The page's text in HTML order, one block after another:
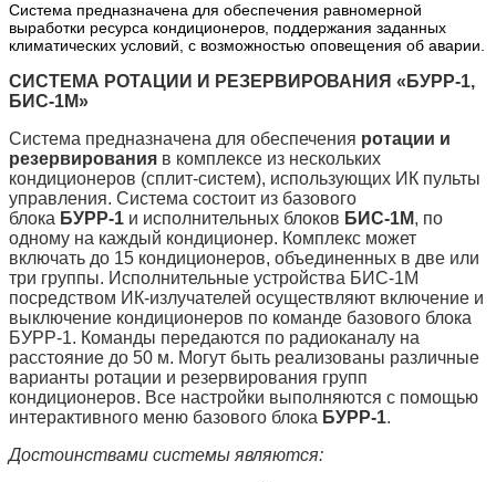
Система предназначена для обеспечения равномерной
выработки ресурса кондиционеров, поддержания заданных
климатических условий, с возможностью оповещения об аварии.
СИСТЕМА РОТАЦИИ И РЕЗЕРВИРОВАНИЯ «БУРР-1,
БИС-1М»
Система предназначена для обеспечения ротации и
резервирования в комплексе из нескольких
кондиционеров (сплит-систем), использующих ИК пульты
управления. Система состоит из базового
блока БУРР-1 и исполнительных блоков БИС-1М, по
одному на каждый кондиционер. Комплекс может
включать до 15 кондиционеров, объединенных в две или
три группы. Исполнительные устройства БИС-1М
посредством ИК-излучателей осуществляют включение и
выключение кондиционеров по команде базового блока
БУРР-1. Команды передаются по радиоканалу на
расстояние до 50 м. Могут быть реализованы различные
варианты ротации и резервирования групп
кондиционеров. Все настройки выполняются с помощью
интерактивного меню базового блока БУРР-1.
Достоинствами системы являются: